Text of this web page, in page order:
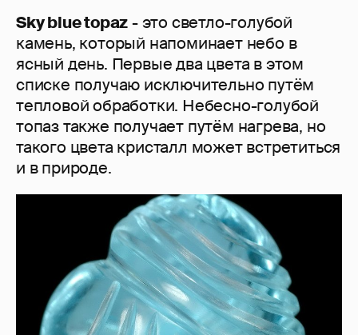
Sky blue topaz- это светло-голубой
камень, который напоминает небо в
ясный день. Первые два цвета в этом
списке получаю исключительно путём
тепловой обработки. Небесно-голубой
топаз также получает путём нагрева, но
такого цвета кристалл может встретиться
и в природе.